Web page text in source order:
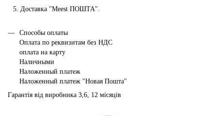
Доставка "Мeest ПОШТА".
Способы оплаты
Оплата по реквизитам без НДС
оплата на карту
Наличными
Наложенный платеж
Наложенный платеж "Новая Пошта"
Гарантія від виробника 3,6, 12 місяців